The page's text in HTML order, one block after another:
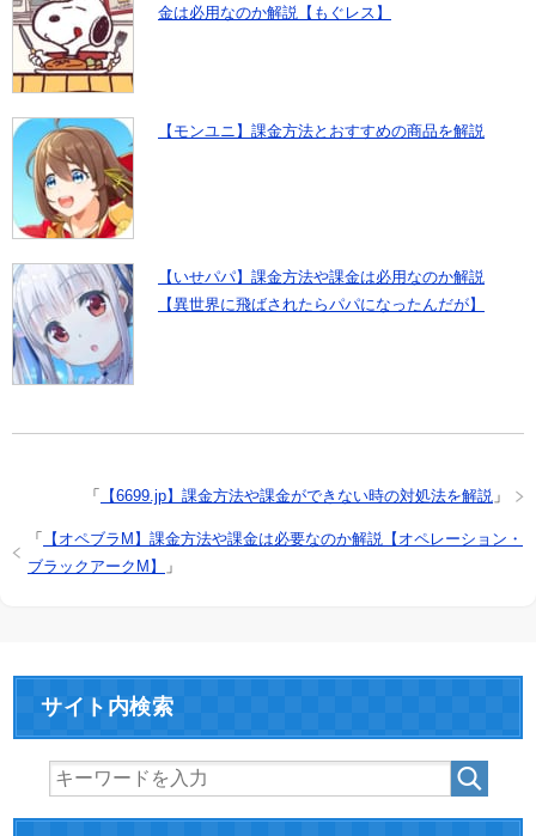
金は必用なのか解説【もぐレス】
【モンユニ】課金方法とおすすめの商品を解説
【いせパパ】課金方法や課金は必用なのか解説
【異世界に飛ばされたらパパになったんだが】
「 【6699.jp】課金方法や課金ができない時の対処法を解説 」
「 【オペブラM】課金方法や課金は必要なのか解説【オペレーション・
ブラックアークM】
」
サイト内検索